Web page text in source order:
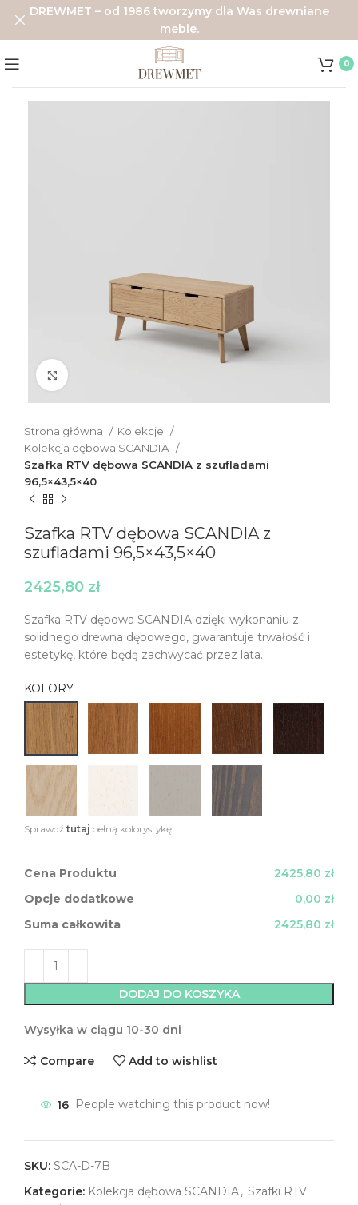
0
Strona główna
Kolekcje
Kolekcja dębowa SCANDIA
Szafka RTV dębowa SCANDIA z szufladami
96,5×43,5×40
Szafka RTV dębowa SCANDIA z
szufladami 96,5×43,5×40
2425,80 zł
Szafka RTV dębowa SCANDIA dzięki wykonaniu z
solidnego drewna dębowego, gwarantuje trwałość i
estetykę, które będą zachwycać przez lata.
KOLORY
Sprawdź tutaj pełną kolorystykę.
Cena Produktu
2425,80 zł
Opcje dodatkowe
0,00 zł
Suma całkowita
2425,80 zł
DODAJ DO KOSZYKA
Wysyłka w ciągu 10-30 dni
Compare Add to wishlist
16 People watching this product now!
SKU: SCA-D-7B
Kategorie: Kolekcja dębowa SCANDIA, Szafki RTV
DREWMET – od 1986 tworzymy dla Was drewniane
meble.